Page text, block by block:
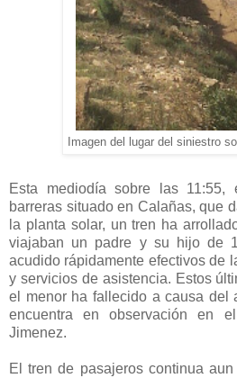
Imagen del lugar del siniestro
Esta mediodía sobre las
barreras situado en Calañas, que
la planta solar, un tren ha
viajaban un padre y su hijo de
acudido rápidamente efectivos de
y servicios de asistencia. Estos
el menor ha fallecido a causa del
encuentra en observación en
Jimenez.
El tren de pasajeros continua